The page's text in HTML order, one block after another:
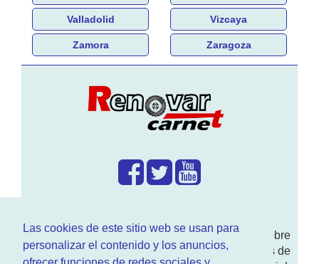
Las cookies de este sitio web se usan para
personalizar el contenido y los anuncios,
Valladolid Vizcaya
Zamora Zaragoza
Enwww.RenovarCarnet.comTe contamos sobre
larenovación del permisode conducir, noticias de